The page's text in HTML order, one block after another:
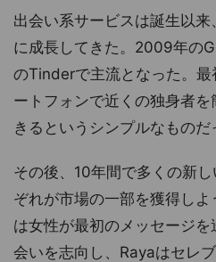
出会い系サービスは誕生以来、
に成長してきた。2009年の
のTinderで主流となった。
ートフォンで近くの独身者
きるというシンプルなものだ
その後、10年間で多くの新
ぞれが市場の一部を獲得し
は女性が最初のメッセージ
会いを志向し、Rayaはセレ